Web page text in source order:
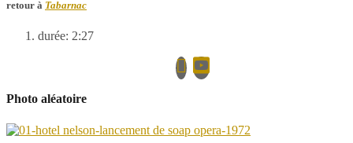
retour à Tabarnac
durée: 2:27
Photo aléatoire